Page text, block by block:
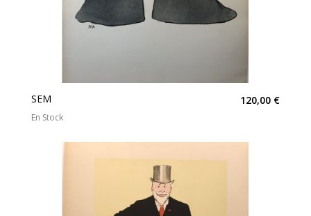
SEM 120,00 €
En Stock